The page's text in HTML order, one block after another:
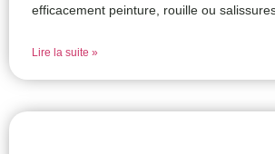
efficacement peinture, rouille ou
Lire la suite »